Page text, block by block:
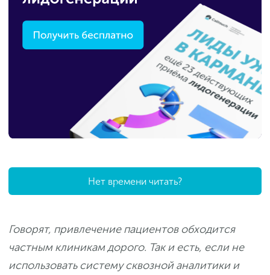
Нет времени читать?
Говорят, привлечение пациентов обходится
частным клиникам дорого. Так и есть, если не
использовать систему сквозной аналитики и